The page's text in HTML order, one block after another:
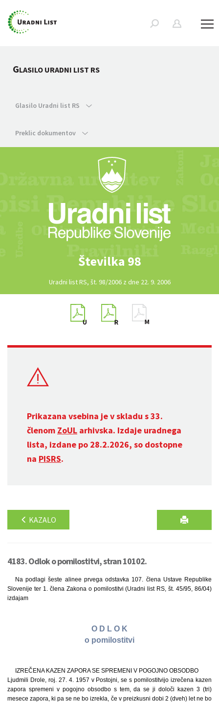
GLASILO URADNI LIST RS
Glasilo Uradni list RS
Preklic dokumentov
Številka 98
Uradni list RS, št. 98/2006 z dne 22. 9. 2006
Prikazana vsebina je v skladu s 33.
členom ZoUL arhivska. Izdaje uradnega
lista, izdane po 28.2.2026, so dostopne
na PISRS.
KAZALO
4183. Odlok o pomilostitvi, stran 10102.
Na podlagi šeste alinee prvega odstavka 107. člena Ustave Republike
Slovenije ter 1. člena Zakona o pomilostitvi (Uradni list RS, št. 45/95, 86/04)
izdajam
O D L O K
o pomilostitvi
IZREČENA KAZEN ZAPORA SE SPREMENI V POGOJNO OBSODBO
Ljudmili Drole, roj. 27. 4. 1957 v Postojni, se s pomilostitvijo izrečena kazen
zapora spremeni v pogojno obsodbo s tem, da se ji določi kazen 3 (tri)
mesece zapora, ki pa se ne bo izrekla, če v preizkusni dobi 2 (dveh) let ne bo